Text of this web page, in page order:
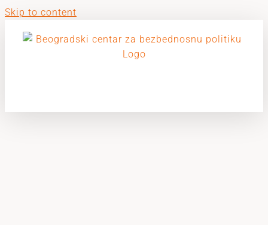
Skip to content